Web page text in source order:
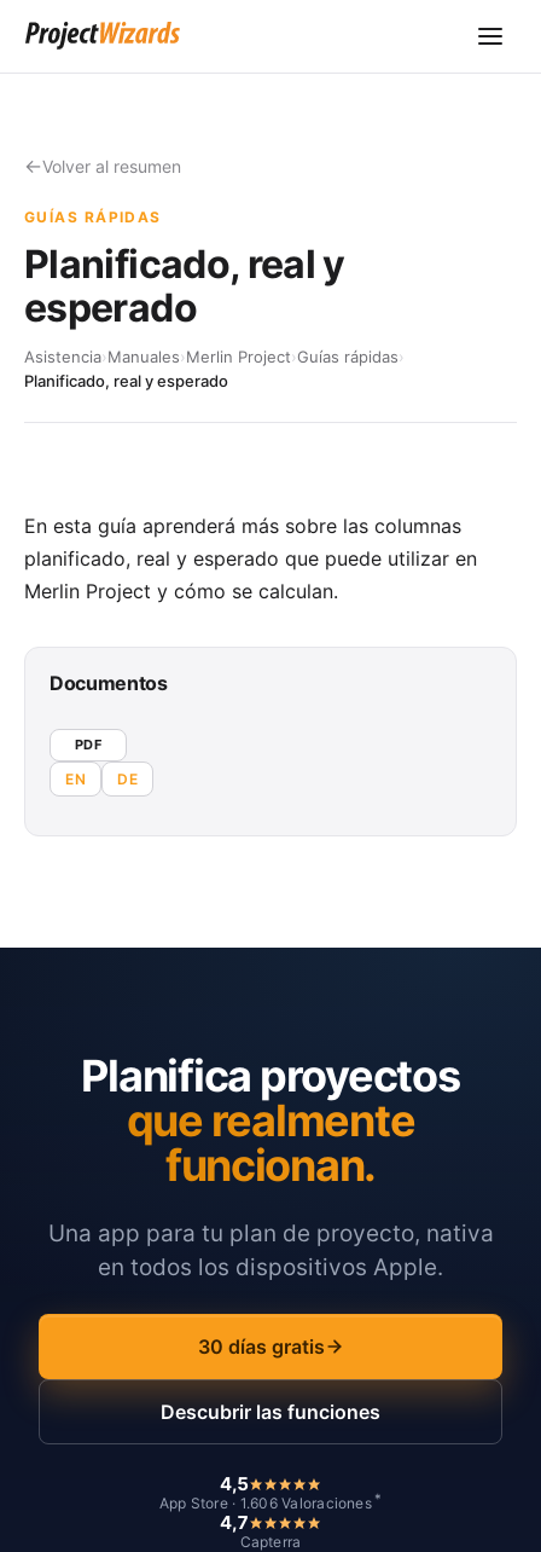
Volver al resumen
GUÍAS RÁPIDAS
Planificado, real y
esperado
Asistencia›Manuales›Merlin Project›Guías rápidas›
Planificado, real y esperado
En esta guía aprenderá más sobre las columnas
planificado, real y esperado que puede utilizar en
Merlin Project y cómo se calculan.
Documentos
PDF
EN DE
Planifica proyectos
que realmente
funcionan.
Una app para tu plan de proyecto, nativa
en todos los dispositivos Apple.
30 días gratis
Descubrir las funciones
4,5
App Store · 1.606 Valoraciones *
4,7
Capterra